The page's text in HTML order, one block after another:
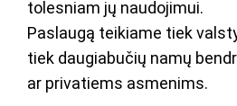
tolesniam jų naudojimui.
Paslaugą teikiame tiek
tiek daugiabučių namų
ar privatiems asmenims.